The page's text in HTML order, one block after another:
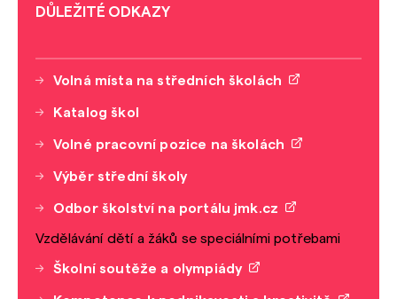
DŮLEŽITÉ ODKAZY
Volná místa na středních školách
Katalog škol
Volné pracovní pozice na školách
Výběr střední školy
Odbor školství na portálu jmk.cz
Vzdělávání dětí a žáků se speciálními potřebami
Školní soutěže a olympiády